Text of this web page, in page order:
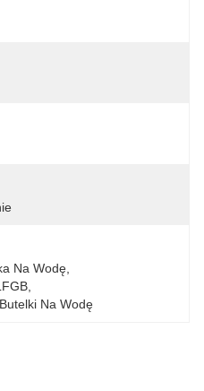
Na Wodę
Na Wodę